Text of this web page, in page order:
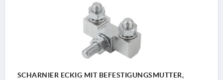
SCHARNIER ECKIG MIT BEFESTIGUNGSMUTTER,